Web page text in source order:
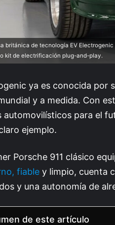
británica de tecnología EV
kit de electrificación plug-and-play.
ya es conocida por
y a medida. Con
automovilísticos para el
ejemplo.
Porsche 911 clásico
fiable y limpio, cuenta
y una autonomía de
de este artículo